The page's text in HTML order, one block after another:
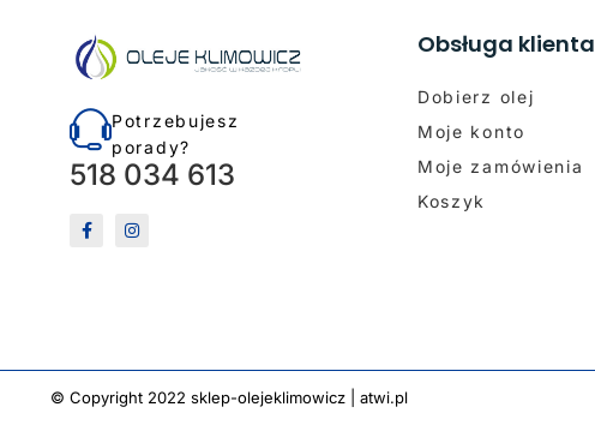
Potrzebujesz
porady?
518 034 613
Obsługa klienta
Dobierz olej
Moje konto
Moje zamówienia
Koszyk
© Copyright 2022 sklep-olejeklimowicz | atwi.pl